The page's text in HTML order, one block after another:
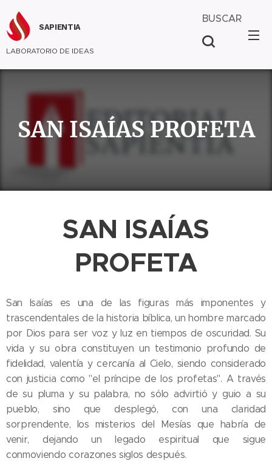
SAPIENTIA
LABORATORIO DE IDEAS
BUSCAR
SAN ISAÍAS PROFETA
SAN ISAÍAS
PROFETA
San Isaías es una de las figuras más imponentes y
trascendentales de la historia bíblica, un hombre marcado
por Dios para ser voz y luz en tiempos de oscuridad. Su
vida y su obra constituyen un testimonio profundo de
fidelidad, valentía y cercanía al Cielo, siendo considerado
con justicia como "el príncipe de los profetas". A través
de su pluma y su palabra, no sólo advirtió y guio a su
pueblo, sino que desplegó, con una claridad
sorprendente, los misterios del Mesías que habría de
venir, dejando un legado espiritual que sigue
conmoviendo corazones siglos después.